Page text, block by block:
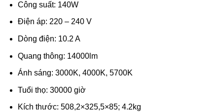
Công suất: 140W
Điện áp: 220 – 240 V
Dòng điện: 10.2 A
Quang thông: 14000lm
Ánh sáng: 3000K, 4000K, 5700K
Tuổi thọ: 30000 giờ
Kích thước: 508,2×325,5×85; 4.2kg